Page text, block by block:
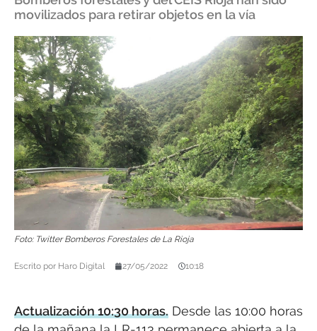
movilizados para retirar objetos en la vía
Foto: Twitter Bomberos Forestales de La Rioja
Escrito por Haro Digital 27/05/2022 10:18
Actualización 10:30 horas. Desde las 10:00 horas